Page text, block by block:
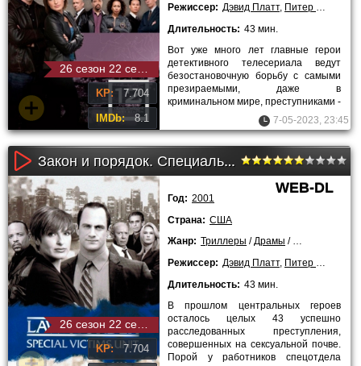
KP: 7.704
IMDb: 8.1
Режиссер: Дэвид Платт, Питер Лето
Длительность: 43 мин.
Вот уже много лет главные герои
детективного телесериала ведут
безостановочную борьбу с самыми
презираемыми, даже в
криминальном мире, преступниками -
маньяками-извращенцами,
педофилами и
7-05-2023, 23:45
Закон и порядок. Специальный корпус (3 сезон)
KP: 7.704
WEB-DL
Год: 2001
Страна: США
Жанр: Триллеры /Драмы / Криминальные
Режиссер: Дэвид Платт, Питер Лето
Длительность: 43 мин.
В прошлом центральных героев
осталось целых 43 успешно
расследованных преступления,
совершенных на сексуальной почве.
Порой у работников спецотдела